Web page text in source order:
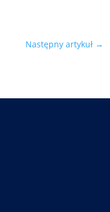
Następny artykuł→